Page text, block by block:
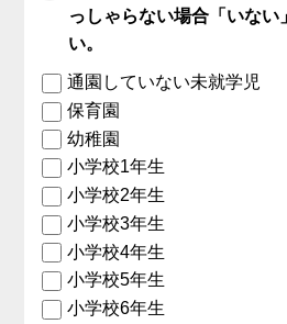
っしゃらない場合「いない
い。
通園していない未就学児
保育園
幼稚園
小学校1年生
小学校2年生
小学校3年生
小学校4年生
小学校5年生
小学校6年生